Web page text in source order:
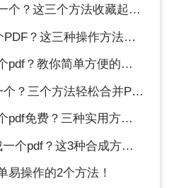
这三个方法收藏起来吧！
这三种操作方法十分简单!！
你简单方便的在线合并方法！
三个方法轻松合并PDF！
费？三种实用方法分享！
这3种合成方法请务必学会！
易操作的2个方法！